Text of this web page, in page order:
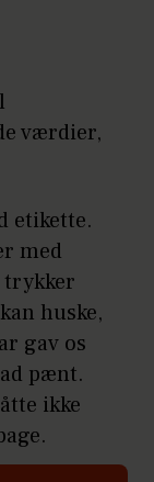
værdier,
etikette.
med
trykker
huske,
gav os
pænt.
ikke